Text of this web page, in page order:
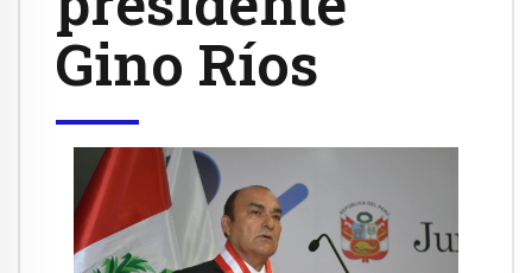
Gino Ríos